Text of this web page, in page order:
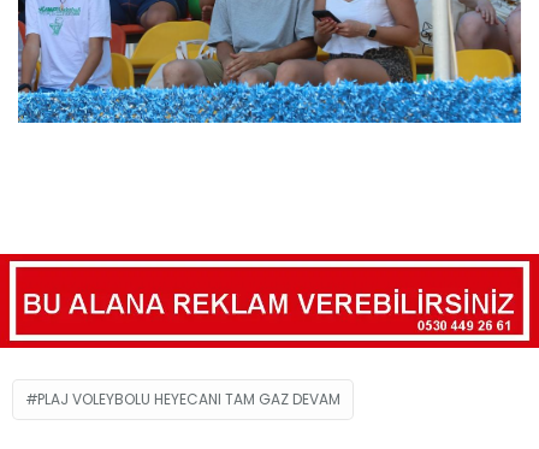
PLAJ VOLEYBOLU HEYECANI TAM GAZ DEVAM